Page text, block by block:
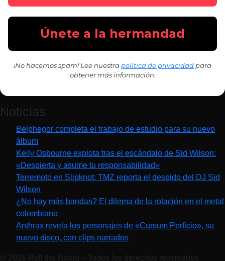
¡No hacemos spam! Lee nuestra política de privacidad para
obtener más información.
Noticias
Belphegor completa el trabajo de estudio para su nuevo
álbum
Kelly Osbourne explota tras el escándalo de Sid Wilson:
«Despierta y asume tu responsabilidad»
Terremoto en Slipknot: TMZ reporta el despido del DJ Sid
Wilson
¿No hay más bandas? El dilema de la rotación en el metal
colombiano
Anthrax revela los personajes de «Cursum Perficio», su
nuevo disco, con clips narrados
© 2026 Roll the Radio – Todos los derechos reservados